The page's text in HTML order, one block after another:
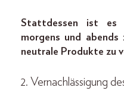
Stattdessen ist es
morgens und
neutrale Produkte zu
2. Vernachlässigung